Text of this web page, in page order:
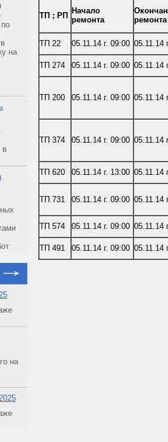
на
в
на
ТП ; РП
Начало
ремонта
ремонта
ТП 22 05.11.14 г. 09:00 05.11.14
ТП 274 05.11.14 г. 09:00 05.11.14
ТП 200 05.11.14 г. 09:00 05.11.14
ТП 374 05.11.14 г. 09:00 05.11.14
ТП 620
05.11.14 г. 13:00 05.11.14
ТП 731 05.11.14 г. 09:00 05.11.14
ТП 574
05.11.14 г. 09:00 05.11.14
ТП 491 05.11.14 г. 09:00 05.11.14